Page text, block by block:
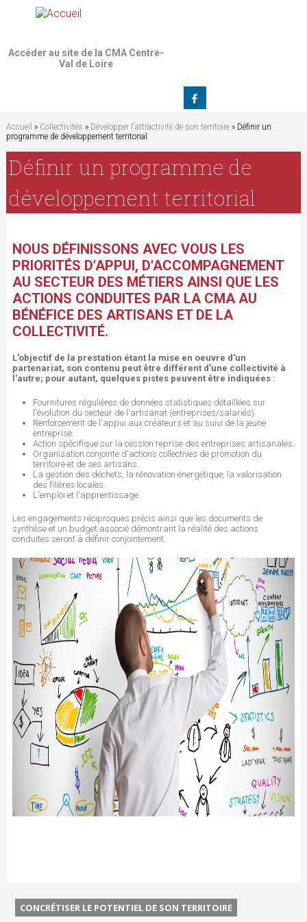
Accéder au site de la CMA Centre-
Val de Loire
V
o
u
s
ê
s
Accueil » Collectivités » Développer l'attractivité de son territoire» Définir un
programme de développement territorial
Définir un programme de
développement territorial
NOUS DÉFINISSONS AVEC VOUS LES
PRIORITÉS D'APPUI, D'ACCOMPAGNEMENT
AU SECTEUR DES MÉTIERS AINSI QUE LES
ACTIONS CONDUITES PAR LA CMA AU
BÉNÉFICE DES ARTISANS ET DE LA
COLLECTIVITÉ.
L'objectif de la prestation étant la mise en oeuvre d'un
partenariat, son contenu peut être différent d'une collectivité à
l'autre; pour autant, quelques pistes peuvent être indiquées :
Fournitures régulières de données statistiques détaillées sur
l'évolution du secteur de l'artisanat (entreprises/salariés).
Renforcement de l'appui aux créateurs et au suivi de la jeune
entreprise.
Action spécifique sur la cession reprise des entreprises artisanales.
Organisation conjointe d'actions collectives de promotion du
territoire et de ses artisans.
La gestion des déchets, la rénovation énergétique, la valorisation
des filières locales.
L'emploi et l'apprentissage.
Les engagements réciproques précis ainsi que les documents de
synthèse et un budget associé démontrant la réalité des actions
conduites seront à définir conjointement.
CONCRÉTISER LE POTENTIEL DE SON TERRITOIRE